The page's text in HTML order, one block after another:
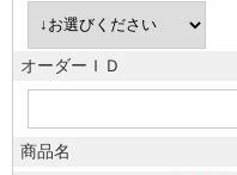
オーダーＩＤ
商品名